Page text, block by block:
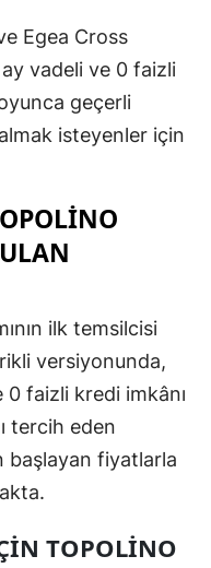
İzmir
Kars
Kastamonu
Konya
Kütahya
Egea Cross
ay vadeli ve 0 faizli
geçerli
isteyenler için
ilk temsilcisi
versiyonunda,
0 faizli kredi imkânı
tercih eden
başlayan fiyatlarla
TOPOLINO